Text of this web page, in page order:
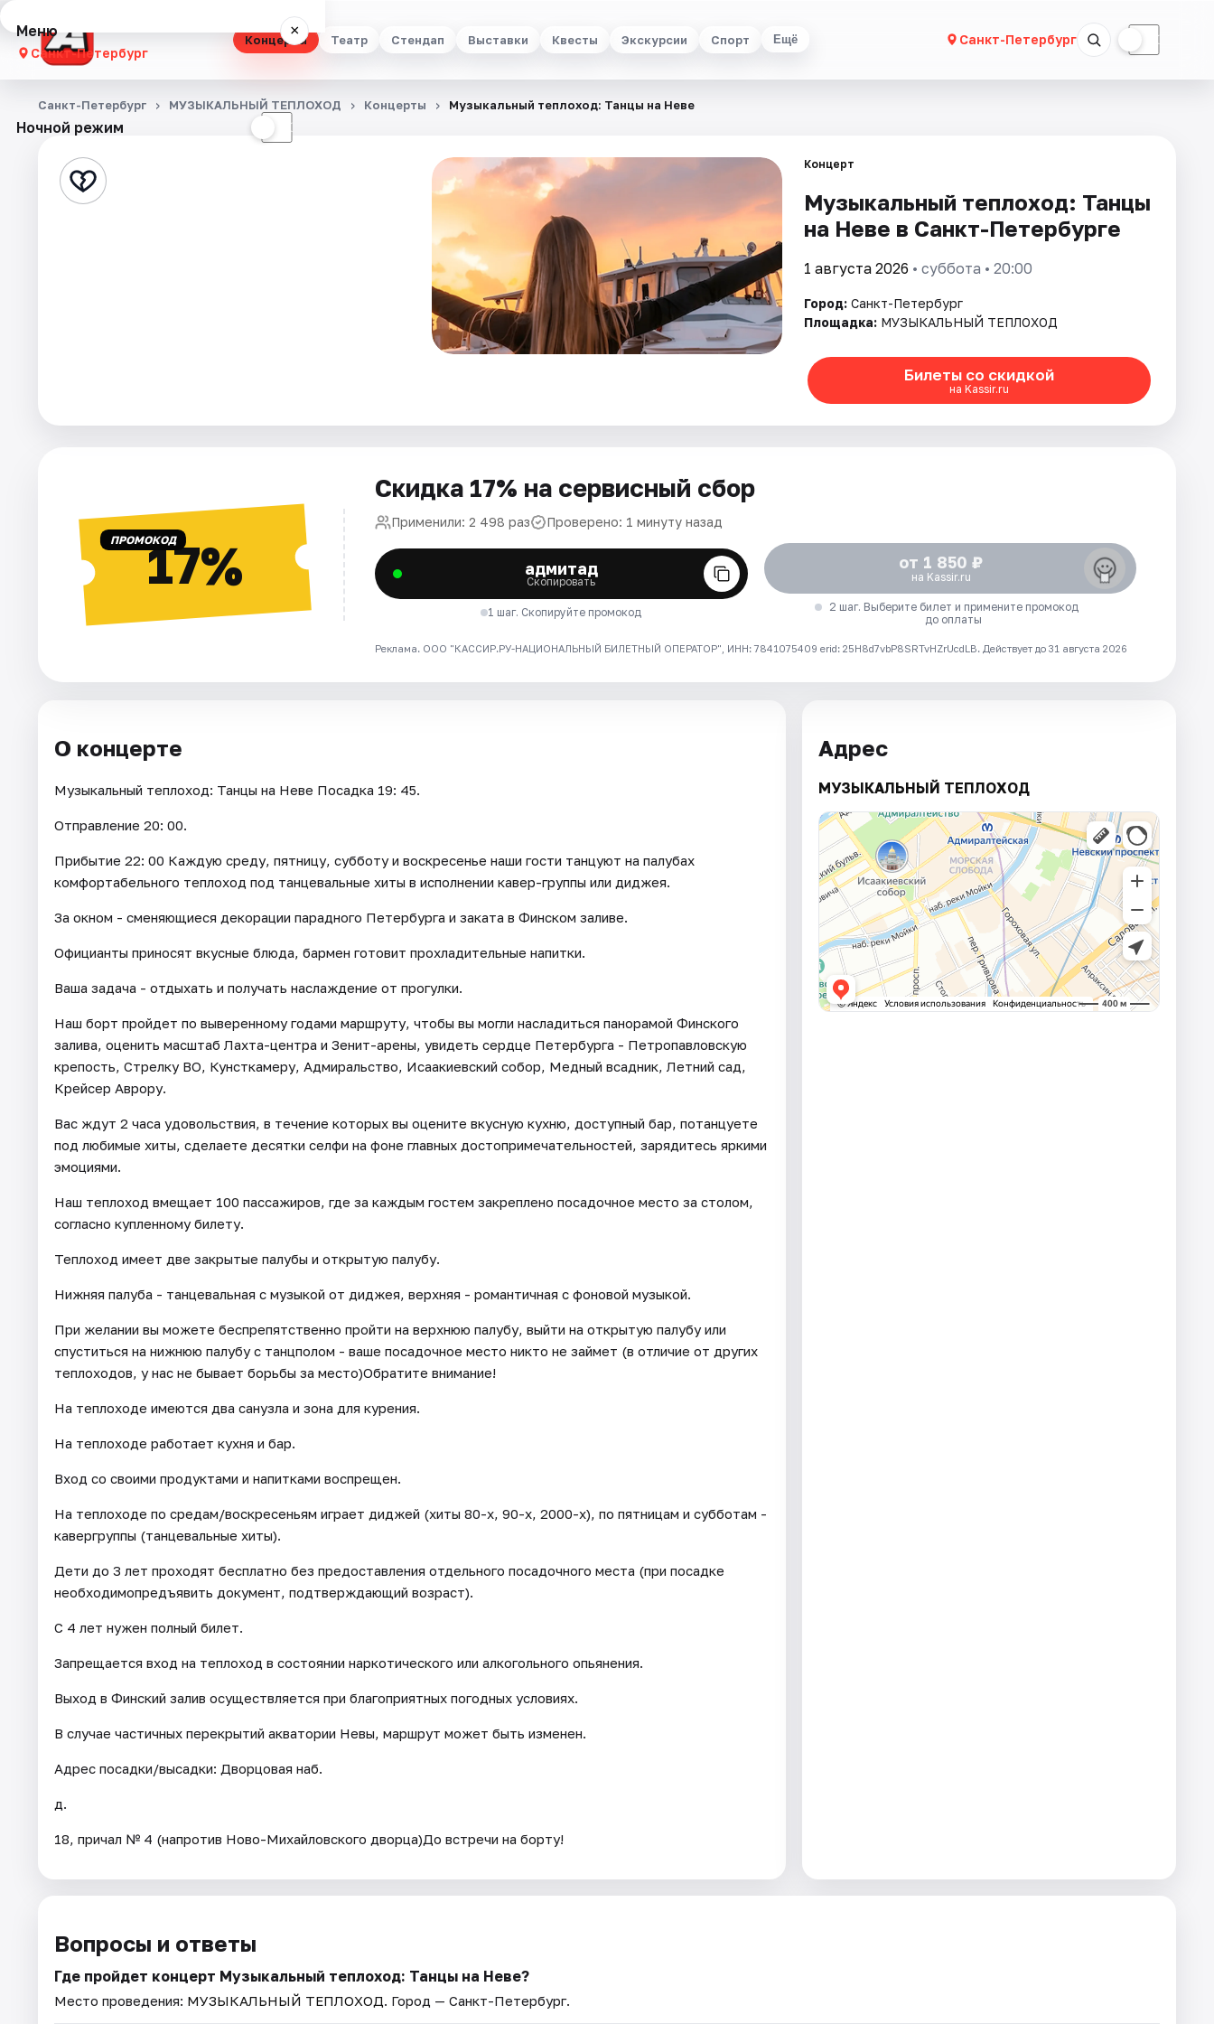
Концерты Театр Стендап Выставки Квесты Экскурсии Спорт Ещё Санкт-Петербург ☾
Меню ×
Санкт-Петербург
Концерты
Стендап
Артисты
Рейтинги
Ночной режим ☾
Санкт-Петербург МУЗЫКАЛЬНЫЙ ТЕПЛОХОД Концерты Музыкальный теплоход: Танцы на Неве
Концерт
Музыкальный теплоход: Танцы
на Неве в Санкт-Петербурге
1 августа 2026 • суббота • 20:00
Город: Санкт-Петербург
Площадка: МУЗЫКАЛЬНЫЙ ТЕПЛОХОД
Билеты со скидкой
на Kassir.ru
ПРОМОКОД17%
Скидка 17% на сервисный сбор
Применили: 2 498 раз Проверено: 1 минуту назад
адмитад
Скопировать
1 шаг. Скопируйте промокод
от 1 850 ₽
на Kassir.ru
2 шаг. Выберите билет и примените промокод
до оплаты
Реклама. ООО "КАССИР.РУ-НАЦИОНАЛЬНЫЙ БИЛЕТНЫЙ ОПЕРАТОР", ИНН: 7841075409 erid: 25H8d7vbP8SRTvHZrUcdLB. Действует до 31 августа 2026
О концерте
Музыкальный теплоход: Танцы на Неве Посадка 19: 45.
Отправление 20: 00.
Прибытие 22: 00 Каждую среду, пятницу, субботу и воскресенье наши гости танцуют на палубах
комфортабельного теплоход под танцевальные хиты в исполнении кавер-группы или диджея.
За окном - сменяющиеся декорации парадного Петербурга и заката в Финском заливе.
Официанты приносят вкусные блюда, бармен готовит прохладительные напитки.
Ваша задача - отдыхать и получать наслаждение от прогулки.
Наш борт пройдет по выверенному годами маршруту, чтобы вы могли насладиться панорамой Финского
залива, оценить масштаб Лахта-центра и Зенит-арены, увидеть сердце Петербурга - Петропавловскую
крепость, Стрелку ВО, Кунсткамеру, Адмиральство, Исаакиевский собор, Медный всадник, Летний сад,
Крейсер Аврору.
Вас ждут 2 часа удовольствия, в течение которых вы оцените вкусную кухню, доступный бар, потанцуете
под любимые хиты, сделаете десятки селфи на фоне главных достопримечательностей, зарядитесь яркими
эмоциями.
Наш теплоход вмещает 100 пассажиров, где за каждым гостем закреплено посадочное место за столом,
согласно купленному билету.
Теплоход имеет две закрытые палубы и открытую палубу.
Нижняя палуба - танцевальная с музыкой от диджея, верхняя - романтичная с фоновой музыкой.
При желании вы можете беспрепятственно пройти на верхнюю палубу, выйти на открытую палубу или
спуститься на нижнюю палубу с танцполом - ваше посадочное место никто не займет (в отличие от других
теплоходов, у нас не бывает борьбы за место)Обратите внимание!
На теплоходе имеются два санузла и зона для курения.
На теплоходе работает кухня и бар.
Вход со своими продуктами и напитками воспрещен.
На теплоходе по средам/воскресеньям играет диджей (хиты 80-х, 90-х, 2000-х), по пятницам и субботам -
кавергруппы (танцевальные хиты).
Дети до 3 лет проходят бесплатно без предоставления отдельного посадочного места (при посадке
необходимопредъявить документ, подтверждающий возраст).
С 4 лет нужен полный билет.
Запрещается вход на теплоход в состоянии наркотического или алкогольного опьянения.
Выход в Финский залив осуществляется при благоприятных погодных условиях.
В случае частичных перекрытий акватории Невы, маршрут может быть изменен.
Адрес посадки/высадки: Дворцовая наб.
д.
18, причал № 4 (напротив Ново-Михайловского дворца)До встречи на борту!
Адрес
МУЗЫКАЛЬНЫЙ ТЕПЛОХОД
Вопросы и ответы
Где пройдет концерт Музыкальный теплоход: Танцы на Неве?
Место проведения: МУЗЫКАЛЬНЫЙ ТЕПЛОХОД. Город — Санкт-Петербург.